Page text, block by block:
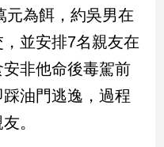
元為餌，約吳男在
並安排7名親友在
非他命後毒駕前
油門逃逸，過程
。